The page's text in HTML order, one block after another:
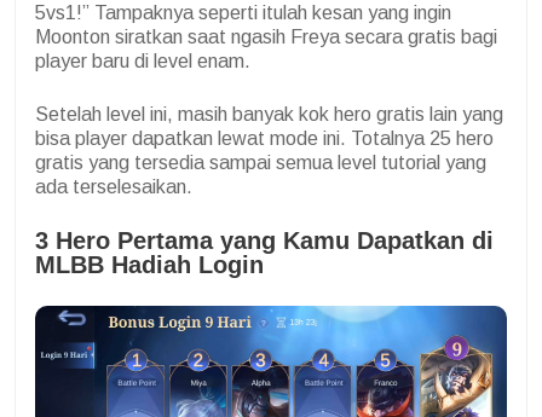
5vs1!” Tampaknya seperti itulah kesan yang ingin
Moonton siratkan saat ngasih Freya secara gratis bagi
player baru di level enam.
Setelah level ini, masih banyak kok hero gratis lain yang
bisa player dapatkan lewat mode ini. Totalnya 25 hero
gratis yang tersedia sampai semua level tutorial yang
ada terselesaikan.
3 Hero Pertama yang Kamu Dapatkan di
MLBB Hadiah Login